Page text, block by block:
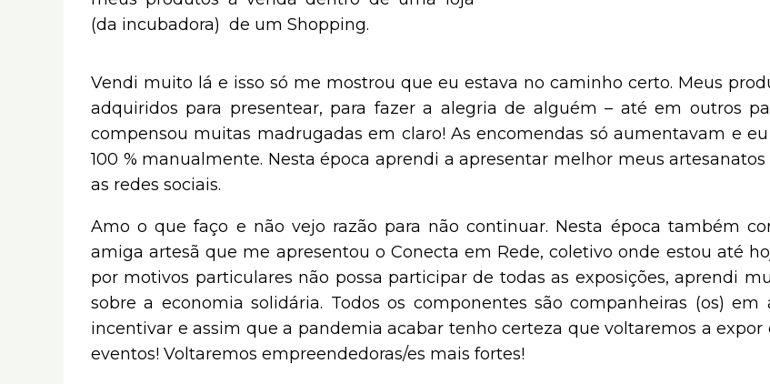
(da incubadora) de um Shopping.
Vendi muito lá e isso só me mostrou que eu estava no caminho certo. Meus
adquiridos para presentear, para fazer a alegria de alguém – até em outros
compensou muitas madrugadas em claro! As encomendas só aumentavam e
100 % manualmente. Nesta época aprendi a apresentar melhor meus
as redes sociais.
Amo o que faço e não vejo razão para não continuar. Nesta época também
amiga artesã que me apresentou o Conecta em Rede, coletivo onde estou até
por motivos particulares não possa participar de todas as exposições, aprendi
sobre a economia solidária. Todos os componentes são companheiras (os) em
incentivar e assim que a pandemia acabar tenho certeza que voltaremos a expor
eventos! Voltaremos empreendedoras/es mais fortes!